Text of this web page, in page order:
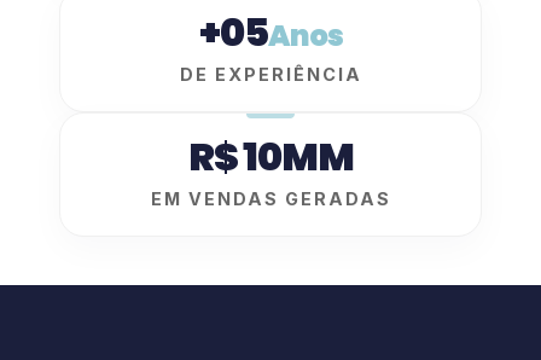
+05Anos
DE EXPERIÊNCIA
R$ 10MM
EM VENDAS GERADAS